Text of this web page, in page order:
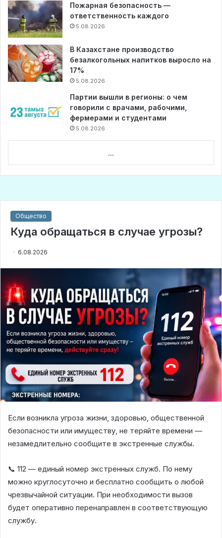
Пожарная безопасность —
ответственность каждого
5.08.2026
В Казахстане производство
безалкогольных напитков выросло на
17%
5.08.2026
Партии вышли в регионы: о чем
говорили с врачами, рабочими,
фермерами и студентами
5.08.2026
...